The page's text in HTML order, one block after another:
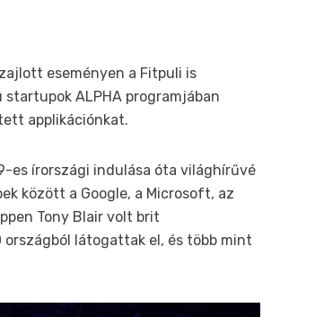
eseményen a Fitpuli is
ALPHA programjában
applikációnkat.
es írországi indulása óta világhírűvé
között a Google, a Microsoft, az
Tony Blair volt brit
látogattak el, és több mint